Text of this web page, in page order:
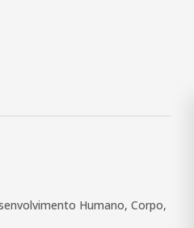
Humano, Corpo,